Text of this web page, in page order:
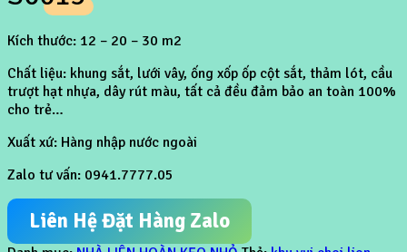
Kích thước: 12 – 20 – 30 m2
Chất liệu: khung sắt, lưới vây, ống xốp ốp cột sắt, thảm lót, cầu
trượt hạt nhựa, dây rút màu, tất cả đều đảm bảo an toàn 100%
cho trẻ…
Xuất xứ: Hàng nhập nước ngoài
Zalo tư vấn: 0941.7777.05
Liên Hệ Đặt Hàng Zalo